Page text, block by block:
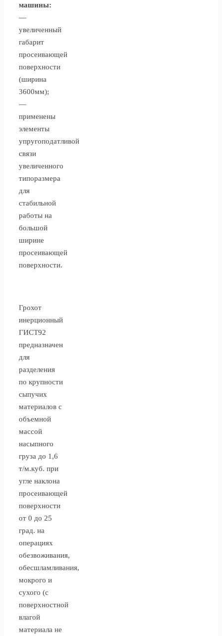
машины:
—
увеличенный
габарит
просеивающей
поверхности
(ширина
3600мм);
—
применены
элементы
упругоподатливой
связи
увеличенного
типоразмера
для
стабильной
работы на
большой
ширине
просеивающей
поверхности.
Грохот
инерционный
ГИСТ92
предназначен
для
разделения
по крупности
сыпучих
материалов с
объемной
массой
насыпного
груза до 1,6
т/м.куб. при
угле наклона
просеивающей
поверхности
от 0 до 25
град. на
операциях
обезвоживания,
обесшламливания,
мокрого и
сухого (с
поверхностной
влагой
материала не